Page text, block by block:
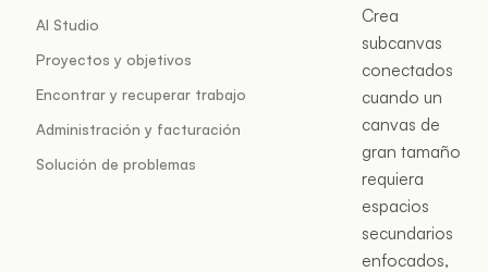
AI Studio
Proyectos y objetivos
Encontrar y recuperar trabajo
Administración y facturación
Solución de problemas
Crea
subcanvas
conectados
cuando un
canvas de
gran tamaño
requiera
espacios
secundarios
enfocados,